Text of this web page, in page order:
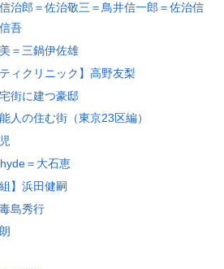
治郎＝佐治敬三＝鳥井信一郎＝佐治信
吾
＝三鍋伊佐雄
ィクリニック】高野友梨
街に建つ豪邸
人の住む街（東京23区編）
hyde＝大石恵
】浜田健嗣
島秀行